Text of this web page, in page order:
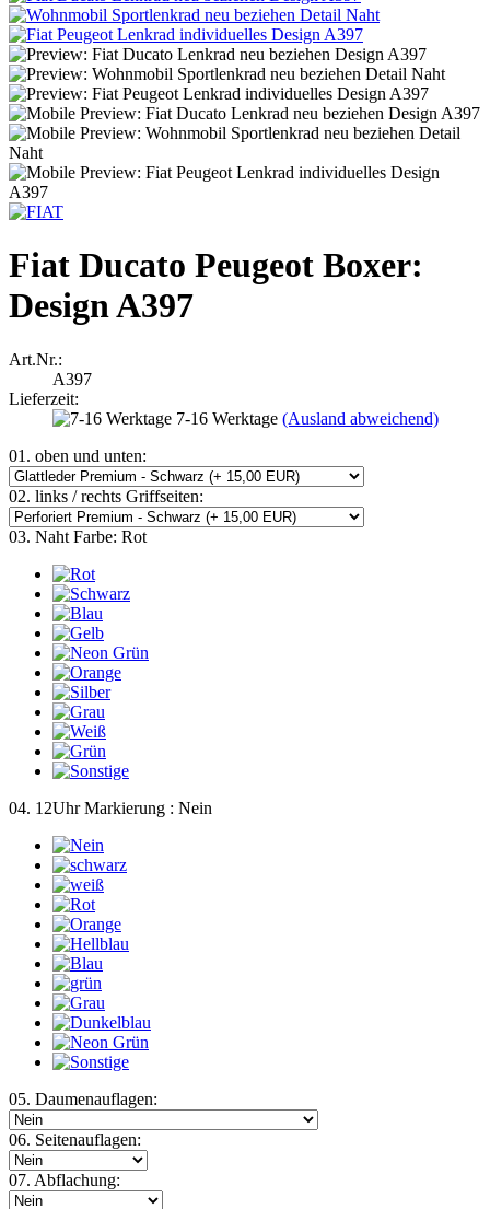
Fiat Ducato Peugeot Boxer:
Design A397
Art.Nr.:
A397
Lieferzeit:
7-16 Werktage (Ausland abweichend)
01. oben und unten:
02. links / rechts Griffseiten:
03. Naht Farbe: Rot
04. 12Uhr Markierung : Nein
05. Daumenauflagen:
06. Seitenauflagen:
07. Abflachung: